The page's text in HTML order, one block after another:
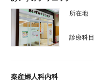
所在地
診療科目
秦産婦人科内科